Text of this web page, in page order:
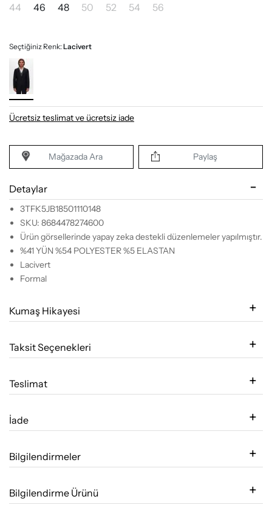
44 46 48 50 52 54 56
Seçtiğiniz Renk:Lacivert
Ücretsiz teslimat ve ücretsiz iade
Mağazada Ara Paylaş
Detaylar
3TFK5JB18501110148
SKU: 8684478274600
Ürün görsellerinde yapay zeka destekli düzenlemeler yapılmıştır.
%41 YÜN %54 POLYESTER %5 ELASTAN
Lacivert
Formal
Kumaş Hikayesi
Taksit Seçenekleri
Teslimat
İade
Bilgilendirmeler
Bilgilendirme Ürünü